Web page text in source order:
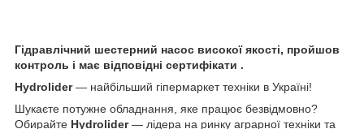
Гідравлічний шестерний насос високої якості, пройшов
контроль і має відповідні сертифікати .
Hydrolider— найбільший гіпермаркет техніки в Україні!
Шукаєте потужне обладнання, яке працює безвідмовно?
Обирайте Hydrolider— лідера на ринку аграрної техніки та